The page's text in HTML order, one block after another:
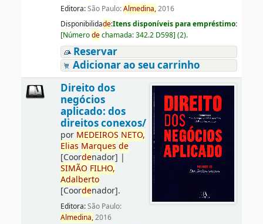
Editora:São Paulo:Almedina,2016
Disponibilidade:Itens disponíveis para empréstimo:
[Númerodechamada:342.2 D598] (2).
Reservar
Adicionar ao seu carrinho
Direito dos
negócios
aplicado: dos
direitos conexos/
por MEDEIROS NETO,
Elias Marques de
[Coordenador] |
SIMÃO FILHO,
Adalberto
[Coordenador].
Editora:São Paulo:
Almedina,2016